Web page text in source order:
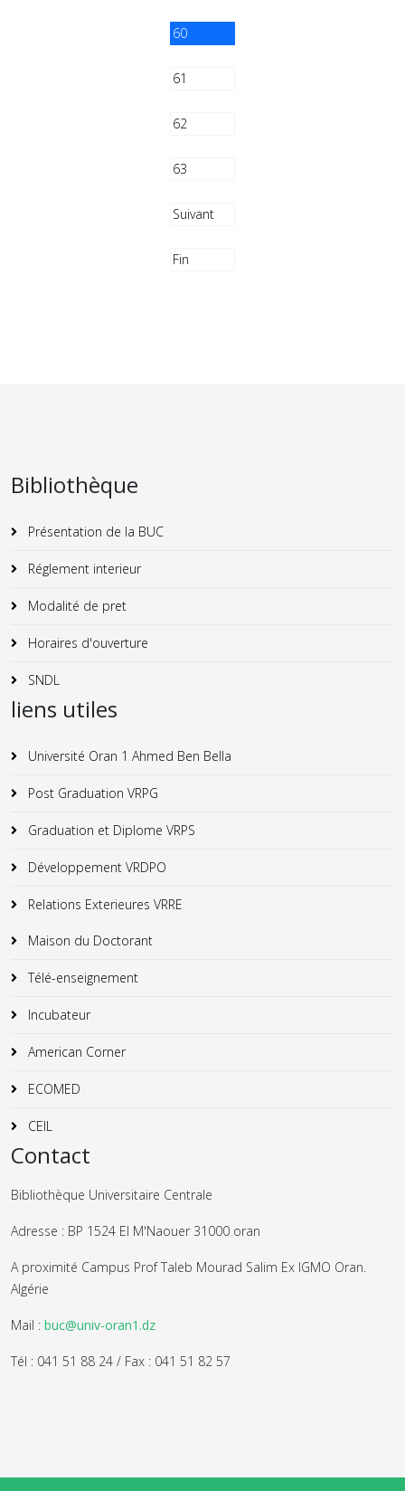
60
61
62
63
Suivant
Fin
Bibliothèque
Présentation de la BUC
Réglement interieur
Modalité de pret
Horaires d'ouverture
SNDL
liens utiles
Université Oran 1 Ahmed Ben Bella
Post Graduation VRPG
Graduation et Diplome VRPS
Développement VRDPO
Relations Exterieures VRRE
Maison du Doctorant
Télé-enseignement
Incubateur
American Corner
ECOMED
CEIL
Contact
Bibliothèque Universitaire Centrale
Adresse : BP 1524 El M'Naouer 31000 oran
A proximité Campus Prof Taleb Mourad Salim Ex IGMO Oran.
Algérie
Mail : buc@univ-oran1.dz
Tél : 041 51 88 24 / Fax : 041 51 82 57